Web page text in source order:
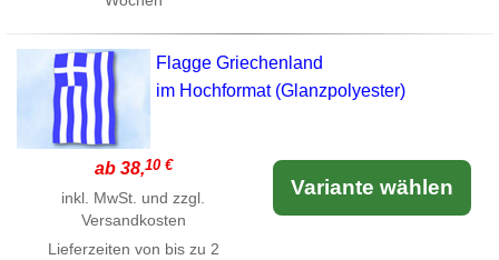
Flagge Griechenland
im Hochformat (Glanzpolyester)
ab 38,10 €
inkl. MwSt. und zzgl.
Versandkosten
Lieferzeiten von bis zu 2
Variante wählen